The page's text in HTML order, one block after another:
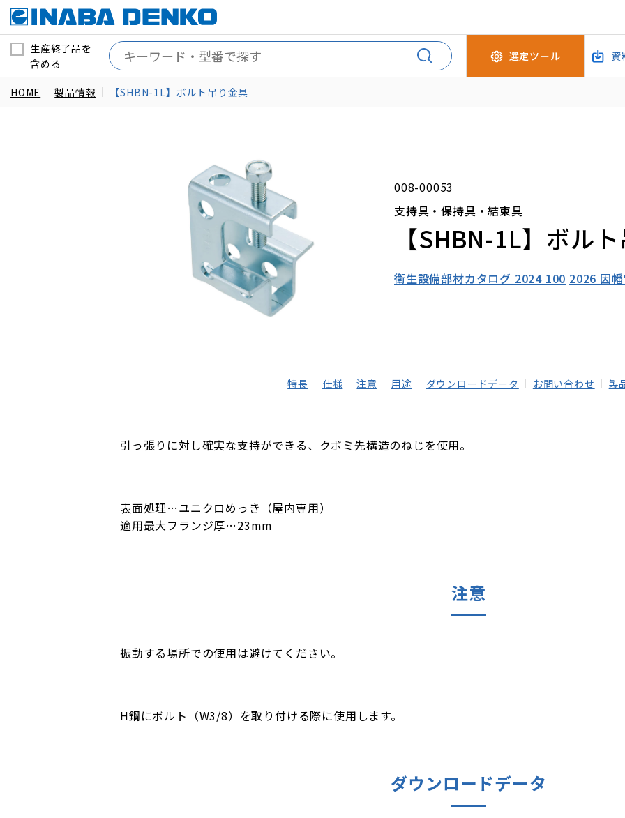
生産終了品を
含める
選定ツール 資
HOME 製品情報 【SHBN-1L】ボルト吊り金具
008-00053
支持具・保持具・結束具
【SHBN-1L】ボル
衛生設備部材カタログ 2024 100 2026 因
特長 仕様 注意 用途 ダウンロードデータ お問い合わせ 製
引っ張りに対し確実な支持ができる、クボミ先構造のねじを使用。
表面処理…ユニクロめっき（屋内専用）
適用最大フランジ厚…23mm
注意
振動する場所での使用は避けてください。
H鋼にボルト（W3/8）を取り付ける際に使用します。
ダウンロードデータ